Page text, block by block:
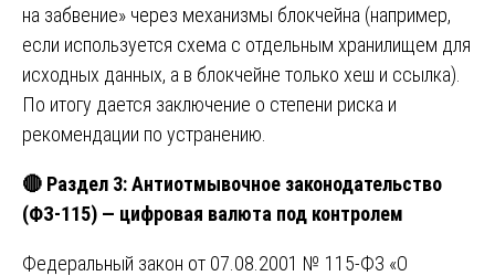
на забвение» через механизмы блокчейна (например,
если используется схема с отдельным хранилищем для
исходных данных, а в блокчейне только хеш и ссылка).
По итогу дается заключение о степени риска и
рекомендации по устранению.
🔴 Раздел 3: Антиотмывочное законодательство
(ФЗ-115) — цифровая валюта под контролем
Федеральный закон от 07.08.2001 № 115-ФЗ «О